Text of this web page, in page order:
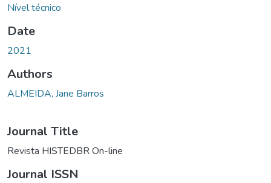
Nível técnico
Date
2021
Authors
ALMEIDA, Jane Barros
Journal Title
Revista HISTEDBR On-line
Journal ISSN